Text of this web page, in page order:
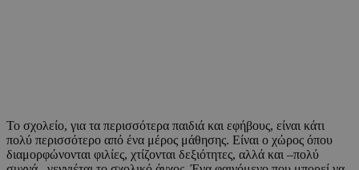
Το σχολείο, για τα περισσότερα παιδιά και εφήβους, είναι κάτι
πολύ περισσότερο από ένα μέρος μάθησης. Είναι ο χώρος όπου
διαμορφώνονται φιλίες, χτίζονται δεξιότητες, αλλά και –πολύ